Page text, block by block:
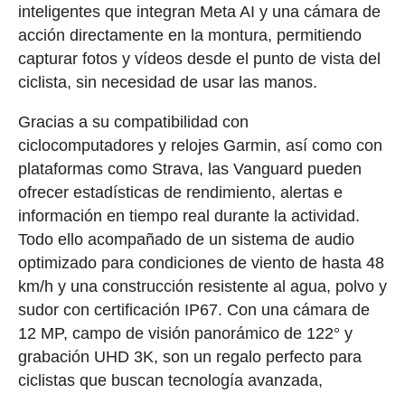
inteligentes que integran Meta AI y una cámara de
acción directamente en la montura, permitiendo
capturar fotos y vídeos desde el punto de vista del
ciclista, sin necesidad de usar las manos.
Gracias a su compatibilidad con
ciclocomputadores y relojes Garmin, así como con
plataformas como Strava, las Vanguard pueden
ofrecer estadísticas de rendimiento, alertas e
información en tiempo real durante la actividad.
Todo ello acompañado de un sistema de audio
optimizado para condiciones de viento de hasta 48
km/h y una construcción resistente al agua, polvo y
sudor con certificación IP67. Con una cámara de
12 MP, campo de visión panorámico de 122° y
grabación UHD 3K, son un regalo perfecto para
ciclistas que buscan tecnología avanzada,